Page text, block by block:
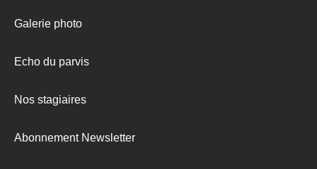
Galerie photo
Echo du parvis
Nos stagiaires
Abonnement Newsletter